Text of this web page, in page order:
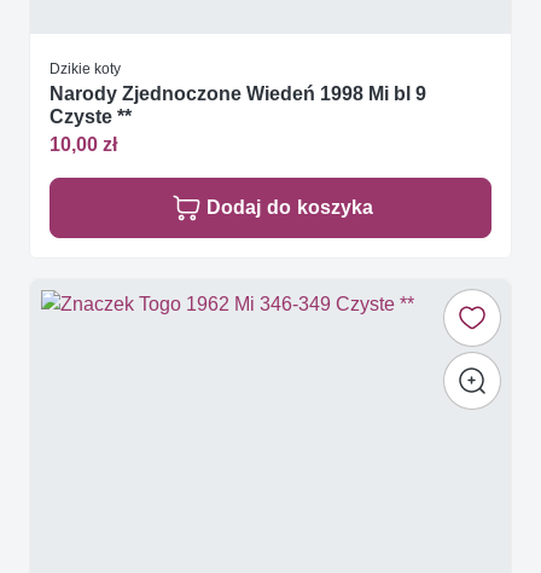
Dzikie koty
Narody Zjednoczone Wiedeń 1998 Mi bl 9
Czyste **
10,00 zł
Dodaj do koszyka